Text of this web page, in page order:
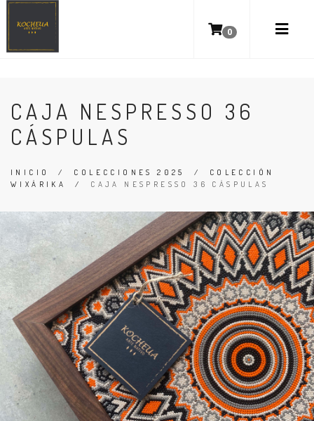
0
CAJA NESPRESSO 36
CÁSPULAS
INICIO / COLECCIONES 2025 / COLECCIÓN
WIXÁRIKA
/ CAJA NESPRESSO 36 CÁSPULAS